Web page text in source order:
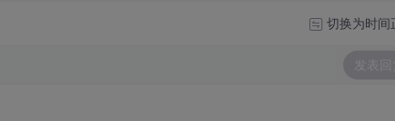
切换为时间
发表回